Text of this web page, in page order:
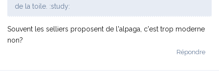
de la toile. :study:
Souvent les selliers proposent de l'alpaga, c'est trop moderne
non?
Répondre